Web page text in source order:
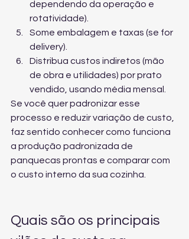
dependendo da operação e
rotatividade).
Some embalagem e taxas (se for
delivery).
Distribua custos indiretos (mão
de obra e utilidades) por prato
vendido, usando média mensal.
Se você quer padronizar esse
processo e reduzir variação de custo,
faz sentido conhecer como funciona
a produção padronizada de
panquecas prontas e comparar com
o custo interno da sua cozinha.
Quais são os principais